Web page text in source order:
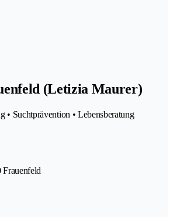
(Letizia Maurer)
• Suchtprävention • Lebensberatung
Frauenfeld